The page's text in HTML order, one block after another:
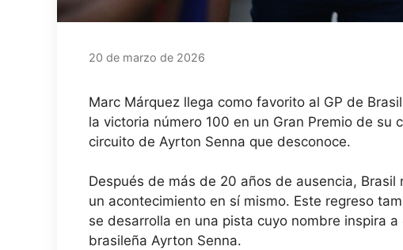
20 de marzo de 2026
Marc Márquez llega como favorito al GP de
la victoria número 100 en un Gran Premio de
circuito de Ayrton Senna que desconoce.
Después de más de 20 años de ausencia,
un acontecimiento en sí mismo. Este regreso
se desarrolla en una pista cuyo nombre inspira
brasileña Ayrton Senna.